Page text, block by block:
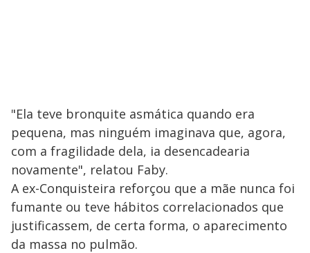
"Ela teve bronquite asmática quando era
pequena, mas ninguém imaginava que, agora,
com a fragilidade dela, ia desencadearia
novamente", relatou Faby.
A ex-Conquisteira reforçou que a mãe nunca foi
fumante ou teve hábitos correlacionados que
justificassem, de certa forma, o aparecimento
da massa no pulmão.